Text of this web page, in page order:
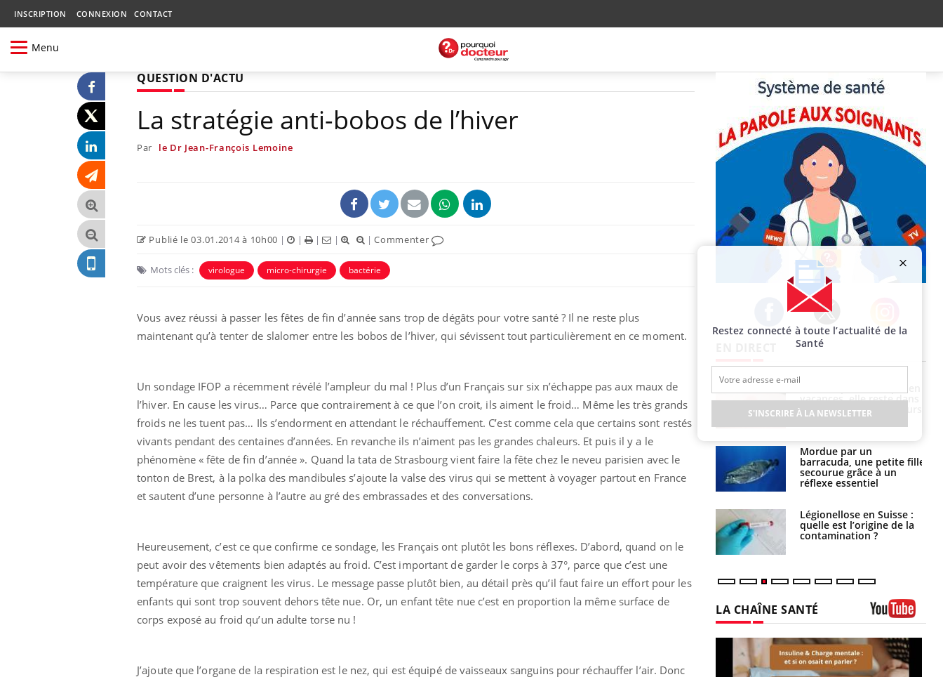
INSCRIPTION CONNEXION CONTACT
Menu
QUESTION D'ACTU
La stratégie anti-bobos de l’hiver
Par le Dr Jean-François Lemoine
Publié le 03.01.2014 à 10h00 | | | | |Commenter
Mots clés : virologue micro-chirurgie bactérie
Vous avez réussi à passer les fêtes de fin d’année sans trop de dégâts pour votre santé ? Il ne reste plus
maintenant qu’à tenter de slalomer entre les bobos de l’hiver, qui sévissent tout particulièrement en ce moment.
Un sondage IFOP a récemment révélé l’ampleur du mal ! Plus d’un Français sur six n’échappe pas aux maux de
l’hiver. En cause les virus… Parce que contrairement à ce que l’on croit, ils aiment le froid… Même les très grands
froids ne les tuent pas… Ils s’endorment en attendant le réchauffement. C’est comme cela que certains sont restés
vivants pendant des centaines d’années. En revanche ils n’aiment pas les grandes chaleurs. Et puis il y a le
phénomène « fête de fin d’année ». Quand la tata de Strasbourg vient faire la fête chez le neveu parisien avec le
tonton de Brest, à la polka des mandibules s’ajoute la valse des virus qui se mettent à voyager partout en France
et sautent d’une personne à l’autre au gré des embrassades et des conversations.
Heureusement, c’est ce que confirme ce sondage, les Français ont plutôt les bons réflexes. D’abord, quand on le
peut avoir des vêtements bien adaptés au froid. C’est important de garder le corps à 37°, parce que c’est une
température que craignent les virus. Le message passe plutôt bien, au détail près qu’il faut faire un effort pour les
enfants qui sont trop souvent dehors tête nue. Or, un enfant tête nue c’est en proportion la même surface de
corps exposé au froid qu’un adulte torse nu !
J’ajoute que l’organe de la respiration est le nez, qui est équipé de vaisseaux sanguins pour réchauffer l’air. Donc
Facebook Twitter Instagram
Pourquoi votre ventre
gâche-t-il les premiers
jours de vos vacances ?
pourquoi le risque de
noyade grimpe-t-il ?
Pourquoi manger moins
de protéines pourrait
finalement être bénéfique
Grossesse et chaleur : ce
que dit la science
vacances, elle reste dans
le coma pendant 42 jours
Mordue par un
barracuda, une petite fille
secourue grâce à un
réflexe essentiel
Légionellose en Suisse :
quelle est l’origine de la
contamination ?
LA CHAÎNE SANTÉ
Restez connecté à toute l’actualité de la
Santé
S'INSCRIRE À LA NEWSLETTER